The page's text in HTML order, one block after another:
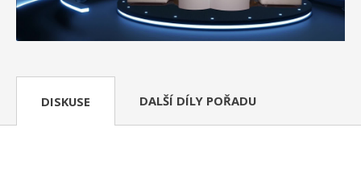
DISKUSE DALŠÍ DÍLY POŘADU